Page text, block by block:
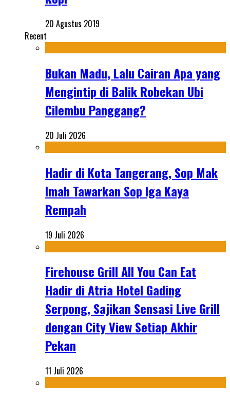
20 Agustus 2019
Recent
Bukan Madu, Lalu Cairan Apa yang
Mengintip di Balik Robekan Ubi
Cilembu Panggang?
20 Juli 2026
Hadir di Kota Tangerang, Sop Mak
Imah Tawarkan Sop Iga Kaya
Rempah
19 Juli 2026
Firehouse Grill All You Can Eat
Hadir di Atria Hotel Gading
Serpong, Sajikan Sensasi Live Grill
dengan City View Setiap Akhir
Pekan
11 Juli 2026